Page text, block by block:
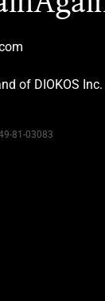
of DIOKOS Inc.
81-03083